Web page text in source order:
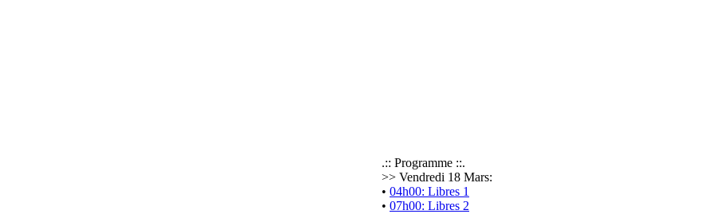
.:: Programme ::.
>> Vendredi 18 Mars:
• 04h00: Libres 1
• 07h00: Libres 2